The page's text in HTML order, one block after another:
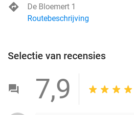
De Bloemert 1
Routebeschrijving
Selectie van recensies
7,9